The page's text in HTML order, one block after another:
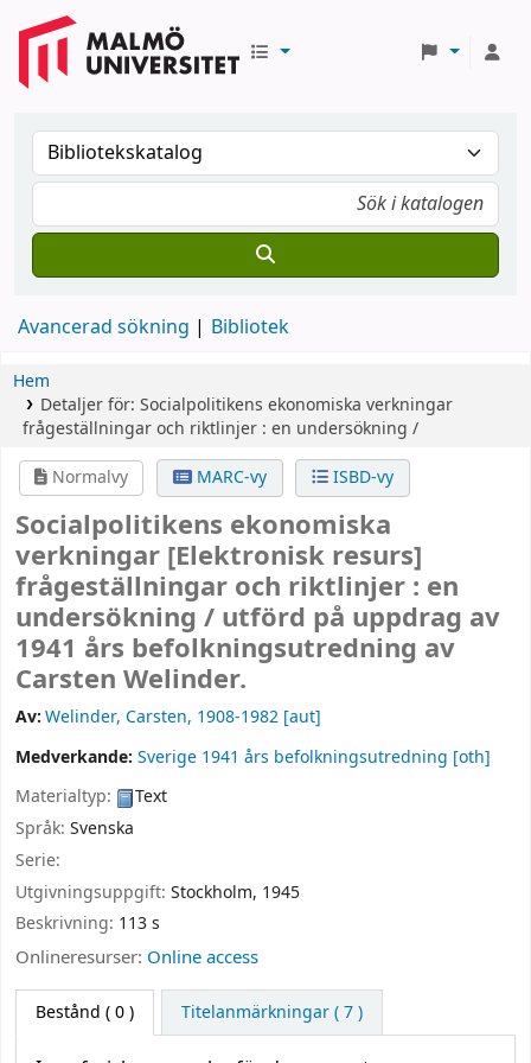
Avancerad sökning Bibliotek
Hem
Detaljer för: Socialpolitikens ekonomiska verkningar
frågeställningar och riktlinjer : en undersökning /
Normalvy
MARC-vy ISBD-vy
Socialpolitikens ekonomiska
verkningar [Elektronisk resurs]
frågeställningar och riktlinjer : en
undersökning / utförd på uppdrag av
1941 års befolkningsutredning av
Carsten Welinder.
Av:Welinder, Carsten, 1908-1982 [aut]
Medverkande: Sverige 1941 års befolkningsutredning [oth]
Materialtyp:
Text
Språk: Svenska
Serie:
Utgivningsuppgift: Stockholm, 1945
Beskrivning: 113 s
Onlineresurser: Online access
Bestånd ( 0 ) Titelanmärkningar ( 7 )